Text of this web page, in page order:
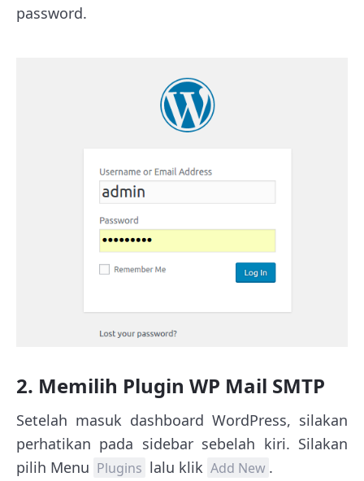
password.
2. Memilih Plugin WP Mail SMTP
Setelah masuk dashboard WordPress, silakan
perhatikan pada sidebar sebelah kiri. Silakan
pilih Menu Plugins lalu klik Add New .